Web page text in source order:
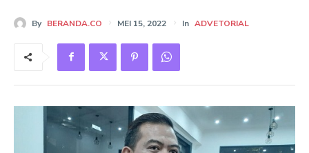
By BERANDA.CO MEI 15, 2022 In ADVETORIAL